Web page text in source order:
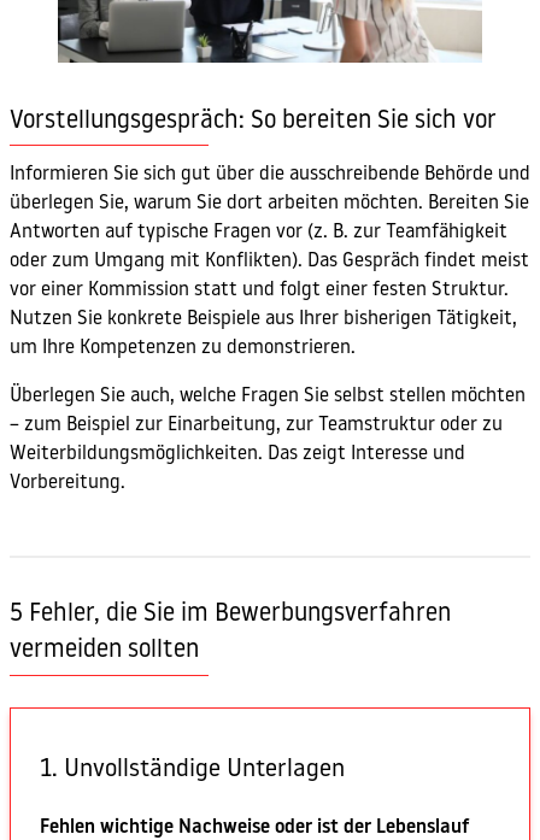
Vorstellungsgespräch: So bereiten Sie sich vor
Informieren Sie sich gut über die ausschreibende Behörde und
überlegen Sie, warum Sie dort arbeiten möchten. Bereiten Sie
Antworten auf typische Fragen vor (z. B. zur Teamfähigkeit
oder zum Umgang mit Konflikten). Das Gespräch findet meist
vor einer Kommission statt und folgt einer festen Struktur.
Nutzen Sie konkrete Beispiele aus Ihrer bisherigen Tätigkeit,
um Ihre Kompetenzen zu demonstrieren.
Überlegen Sie auch, welche Fragen Sie selbst stellen möchten
– zum Beispiel zur Einarbeitung, zur Teamstruktur oder zu
Weiterbildungsmöglichkeiten. Das zeigt Interesse und
Vorbereitung.
5 Fehler, die Sie im Bewerbungsverfahren
vermeiden sollten
1. Unvollständige Unterlagen
Fehlen wichtige Nachweise oder ist der Lebenslauf